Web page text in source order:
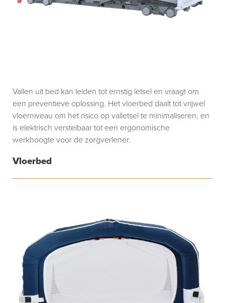
Vloerbed
Vallen uit bed kan leiden tot ernstig letsel en vraagt om
een preventieve oplossing. Het vloerbed daalt tot vrijwel
vloerniveau om het risico op valletsel te minimaliseren, en
is elektrisch verstelbaar tot een ergonomische
werkhoogte voor de zorgverlener.